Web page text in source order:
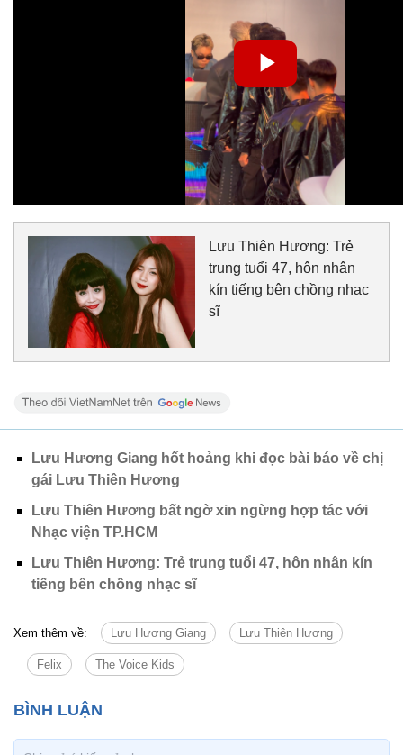
Lưu Thiên Hương: Trẻ
trung tuổi 47, hôn nhân
kín tiếng bên chồng nhạc
sĩ
Lưu Hương Giang hốt hoảng khi đọc bài báo về chị
gái Lưu Thiên Hương
Lưu Thiên Hương bất ngờ xin ngừng hợp tác với
Nhạc viện TP.HCM
Lưu Thiên Hương: Trẻ trung tuổi 47, hôn nhân kín
tiếng bên chồng nhạc sĩ
Xem thêm về: Lưu Hương Giang Lưu Thiên Hương
Felix The Voice Kids